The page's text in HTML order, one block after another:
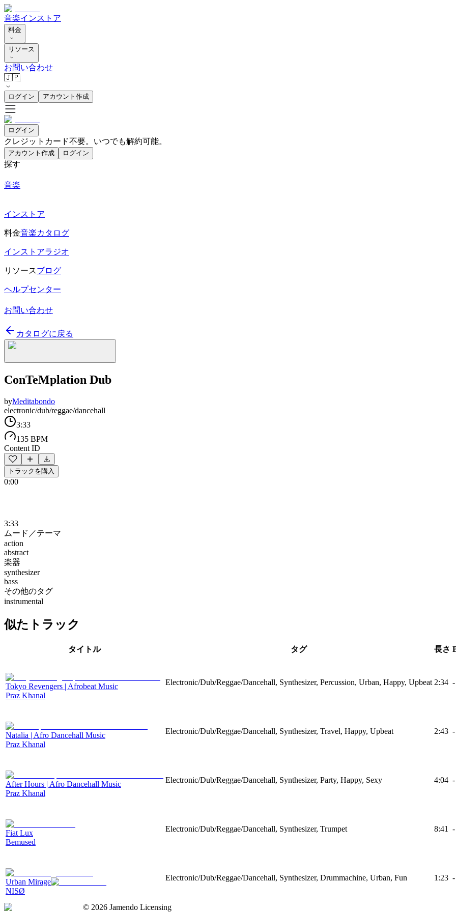
音楽インストア
料金
リソース
お問い合わせ
🇯🇵
ログイン アカウント作成
ログイン
クレジットカード不要。いつでも解約可能。
アカウント作成 ログイン
探す
音楽
インストア
料金音楽カタログ
インストアラジオ
リソースブログ
ヘルプセンター
お問い合わせ
カタログに戻る
ConTeMplation Dub
byMeditabondo
electronic/dub/reggae/dancehall
3:33
135 BPM
Content ID
トラックを購入
0:00
3:33
ムード／テーマ
action
abstract
楽器
synthesizer
bass
その他のタグ
instrumental
似たトラック
タイトル タグ 長さ
Tokyo Revengers | Afrobeat Music
Praz Khanal
Electronic/Dub/Reggae/Dancehall, Synthesizer, Percussion, Urban, Happy, Upbeat 2:34 -
Natalia | Afro Dancehall Music
Praz Khanal
Electronic/Dub/Reggae/Dancehall, Synthesizer, Travel, Happy, Upbeat 2:43 -
After Hours | Afro Dancehall Music
Praz Khanal
Electronic/Dub/Reggae/Dancehall, Synthesizer, Party, Happy, Sexy 4:04 -
Fiat Lux
Bemused
Electronic/Dub/Reggae/Dancehall, Synthesizer, Trumpet 8:41 -
Urban Mirage
NISØ
Electronic/Dub/Reggae/Dancehall, Synthesizer, Drummachine, Urban, Fun 1:23 -
© 2026 Jamendo Licensing